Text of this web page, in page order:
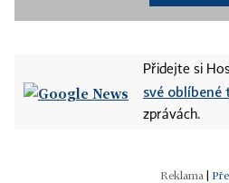
Přidejte si
své oblíbené
zprávách.